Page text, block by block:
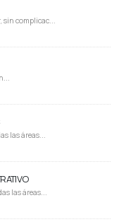
sin complicac...
las áreas...
las áreas...